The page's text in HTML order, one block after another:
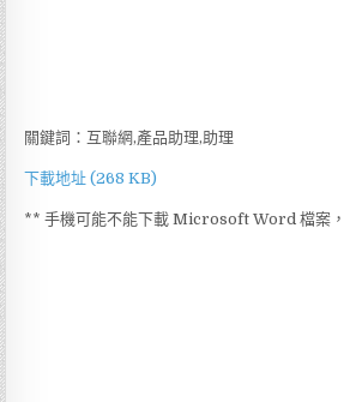
關鍵詞：互聯網,產品助理,助理
下載地址 (268 KB)
** 手機可能不能下載 Microsoft Word 檔案，